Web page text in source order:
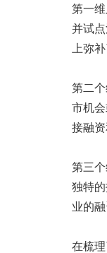
第一
并试
上弥
第二
市机
接融资
第三
独特
业的
在梳